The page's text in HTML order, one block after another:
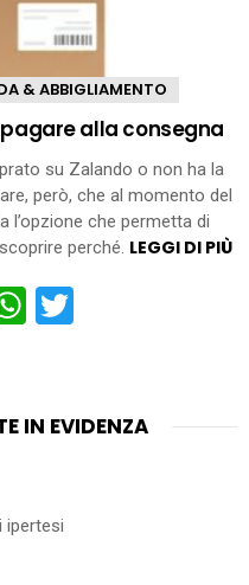
& ABBIGLIAMENTO
alla consegna
su Zalando o non ha la
però, che al momento del
l’opzione che permetta di
perché. LEGGI DI PIÙ
WhatsApp
IN EVIDENZA
ipertesi